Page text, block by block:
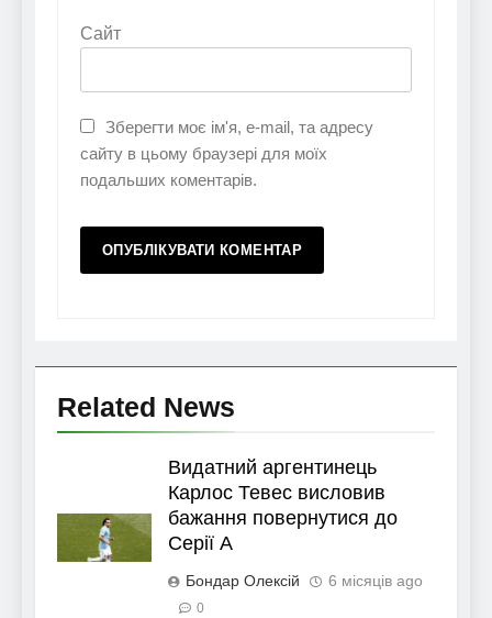
Сайт
Зберегти моє ім'я, e-mail, та адресу
сайту в цьому браузері для моїх
подальших коментарів.
Related News
Видатний аргентинець
Карлос Тевес висловив
бажання повернутися до
Серії А
Бондар Олексій 6 місяців ago
0